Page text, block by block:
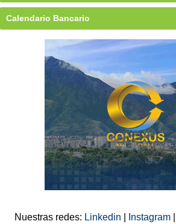
Calendario Bancario
Nuestras redes: Linkedin Instagram